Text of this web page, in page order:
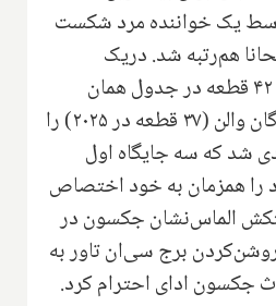
یک خواننده مرد شکست
هم‌رتبه شد. دریک
همچنین با قرار گرفتن ۴۲ قطعه در جدول همان
هفته، رکورد قبلی مورگان والن (۳۷ قطعه در ۲۰۲۵) را
شد که سه جایگاه اول
بیلبورد را همزمان به خود اختصاص
الماس‌نشان جکسون در
برج سی‌ان تاور به
جکسون ادای احترام کرد.